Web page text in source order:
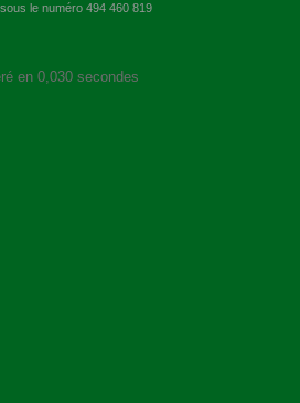
le numéro 494 460 819
en 0,030 secondes